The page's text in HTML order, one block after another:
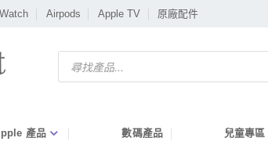
Watch Airpods Apple TV 原廠配件
Products
search
產品 數碼產品 兒童專區